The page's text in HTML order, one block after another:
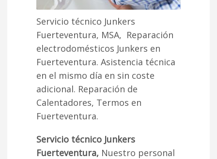
Servicio técnico Junkers
Fuerteventura, MSA, Reparación
electrodomésticos Junkers en
Fuerteventura. Asistencia técnica
en el mismo día en sin coste
adicional. Reparación de
Calentadores, Termos en
Fuerteventura.
Servicio técnico Junkers
Fuerteventura, Nuestro personal